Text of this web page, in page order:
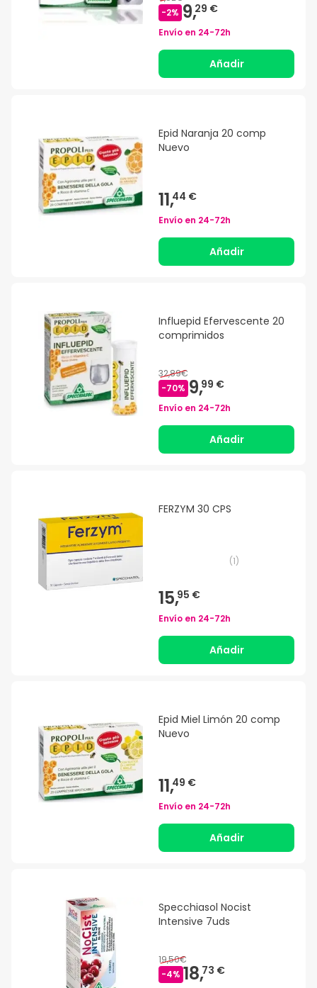
-2% 9,29 €
Envío en 24-72h
Añadir
Epid Naranja 20 comp
Nuevo
11,44 €
Envío en 24-72h
Añadir
Influepid Efervescente 20
comprimidos
32,89€
-70% 9,99 €
Envío en 24-72h
Añadir
FERZYM 30 CPS
(1)
15,95 €
Envío en 24-72h
Añadir
Epid Miel Limón 20 comp
Nuevo
11,49 €
Envío en 24-72h
Añadir
Specchiasol Nocist
Intensive 7uds
19,50€
-4% 18,73 €